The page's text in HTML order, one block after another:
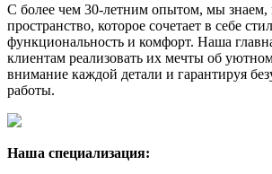
С более чем 30-летним опытом, мы знаем,
пространство, которое сочетает в себе
функциональность и комфорт. Наша
клиентам реализовать их мечты об
внимание каждой детали и гарантируя
работы.
Наша специализация: